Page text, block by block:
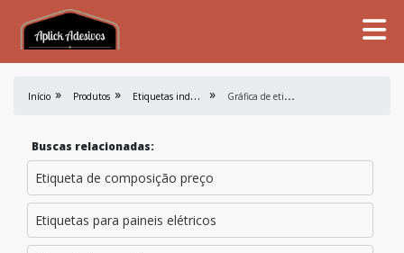
Início Produtos E
tiquetas industriais G
ráfica de etiquetas para roupas
Buscas relacionadas:
Etiqueta de composição preço
Etiquetas para paineis elétricos